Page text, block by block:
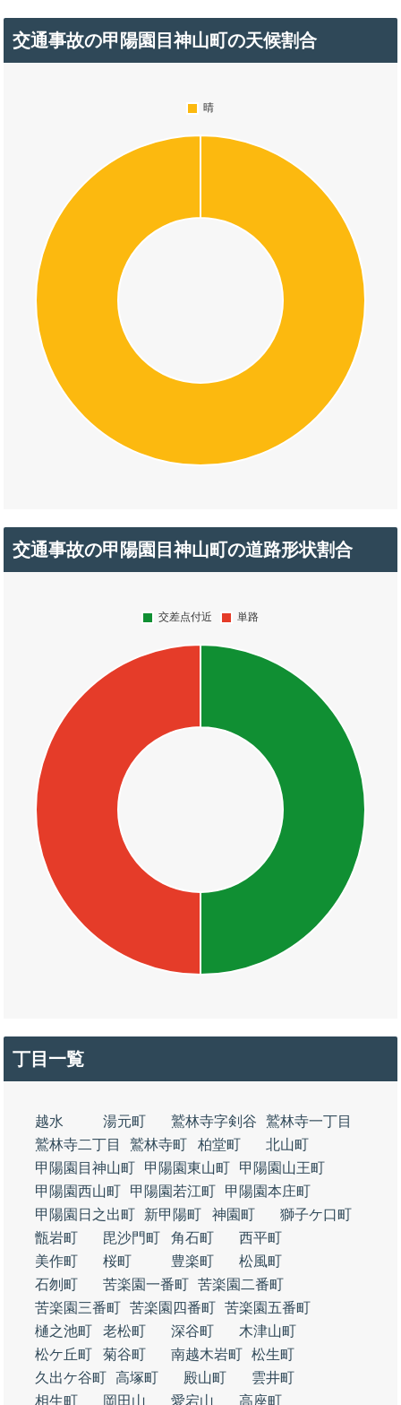
交通事故の甲陽園目神山町の天候割合
交通事故の甲陽園目神山町の道路形状割合
丁目一覧
越水 湯元町 鷲林寺字剣谷
鷲林寺一丁目
鷲林寺二丁目
鷲林寺町 柏堂町
北山町
甲陽園目神山町
甲陽園東山町
甲陽園山王町
甲陽園西山町
甲陽園若江町
甲陽園本庄町
甲陽園日之出町
新甲陽町 神園町
獅子ケ口町
甑岩町
毘沙門町 角石町
西平町
美作町
桜町 豊楽町
松風町
石刎町
苦楽園一番町 苦楽園二番町
苦楽園三番町 苦楽園四番町 苦楽園五番町
樋之池町
老松町 深谷町
木津山町
松ケ丘町
菊谷町 南越木岩町 松生町
久出ケ谷町 高塚町 殿山町
雲井町
相生町
岡田山 愛宕山 高座町